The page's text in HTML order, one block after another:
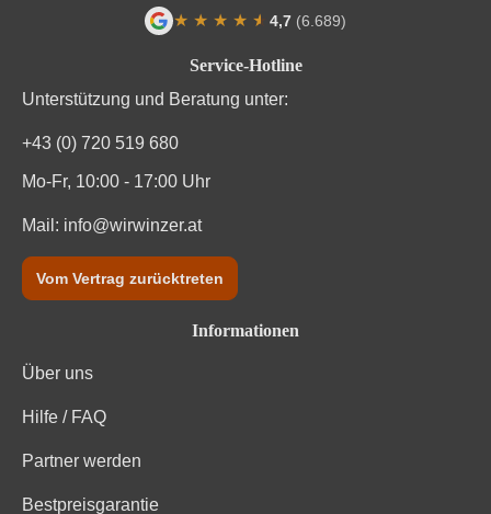
Region
Traubenfarbe
Weinart
Service-Hotline
Unterstützung und Beratung unter:
+43 (0) 720 519 680
Mo-Fr, 10:00 - 17:00 Uhr
Mail: info@wirwinzer.at
Vom Vertrag zurücktreten
Informationen
Über uns
Hilfe / FAQ
Partner werden
Bestpreisgarantie
★ ★ ★ ★ ★
★ 4,7 (6.689)